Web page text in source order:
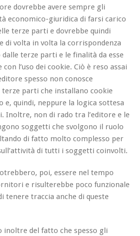
dovrebbe avere sempre gli
economico-giuridica di farsi carico
terze parti e dovrebbe quindi
di volta in volta la corrispondenza
terze parti e le finalità da esse
l’uso dei cookie. Ciò è reso assai
spesso non conosce
parti che installano cookie
quindi, neppure la logica sottesa
Inoltre, non di rado tra l’editore e le
soggetti che svolgono il ruolo
di fatto molto complesso per
di tutti i soggetti coinvolti.
poi, essere nel tempo
e risulterebbe poco funzionale
tenere traccia anche di queste
inoltre del fatto che spesso gli